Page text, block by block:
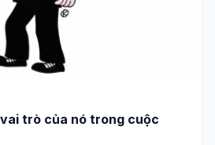
trò của nó trong cuộc